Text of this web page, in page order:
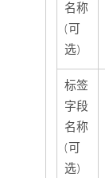
名称
(可
选)
标签
字段
名称
(可
选)